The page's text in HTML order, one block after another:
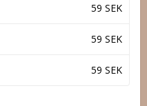
59 SEK
59 SEK
59 SEK